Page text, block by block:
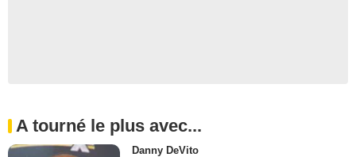
A tourné le plus avec...
Danny DeVito